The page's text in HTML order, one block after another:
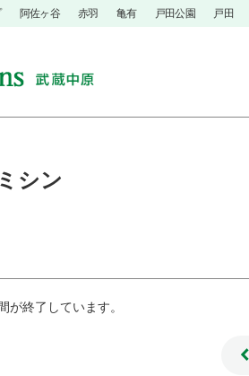
阿佐ヶ谷 赤羽 亀有 戸田公園 戸田
シン
が終了しています。